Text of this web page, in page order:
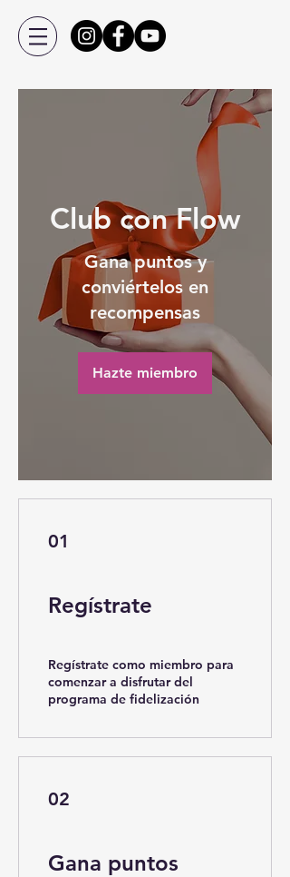
Club con Flow
Gana puntos y
conviértelos en
recompensas
Hazte miembro
01
Regístrate
Regístrate como miembro para
comenzar a disfrutar del
programa de fidelización
02
Gana puntos